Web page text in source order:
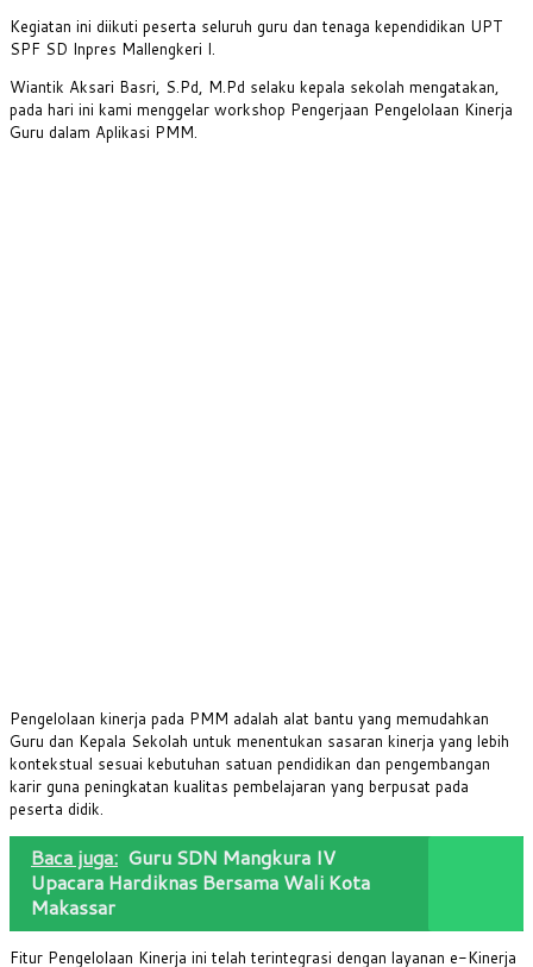
Kegiatan ini diikuti peserta seluruh guru dan tenaga kependidikan UPT
SPF SD Inpres Mallengkeri I.
Wiantik Aksari Basri, S.Pd, M.Pd selaku kepala sekolah mengatakan,
pada hari ini kami menggelar workshop Pengerjaan Pengelolaan Kinerja
Guru dalam Aplikasi PMM.
Pengelolaan kinerja pada PMM adalah alat bantu yang memudahkan
Guru dan Kepala Sekolah untuk menentukan sasaran kinerja yang lebih
kontekstual sesuai kebutuhan satuan pendidikan dan pengembangan
karir guna peningkatan kualitas pembelajaran yang berpusat pada
peserta didik.
Baca juga: Guru SDN Mangkura IV
Upacara Hardiknas Bersama Wali Kota
Makassar
Fitur Pengelolaan Kinerja ini telah terintegrasi dengan layanan e-Kinerja